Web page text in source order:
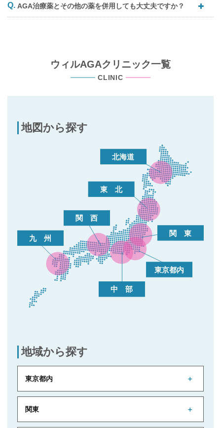
AGA治療薬とその他の薬を併用しても大丈夫ですか？
ウィルAGAクリニック一覧
CLINIC
地図から探す
地域から探す
東京都内
関東